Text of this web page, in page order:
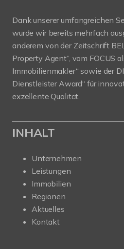
Dank unserer umfangreichen
wurde wir bereits mehrfach
anderem von der Zeitschrift
Property Agent“, vom FOCUS
Immobilienmakler“ sowie der
Dienstleister Award“ für
exzellente Qualität.
INHALT
Unternehmen
Leistungen
Immobilien
Regionen
Aktuelles
Kontakt